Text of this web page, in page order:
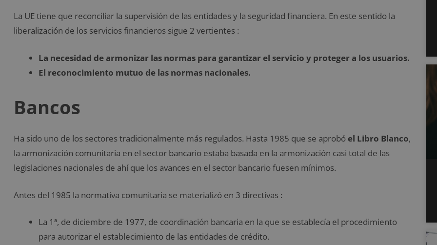
La UE tiene que reconciliar la supervisión de las entidades y la seguridad financiera. En este sentido la
liberalización de los servicios financieros sigue 2 vertientes :
La necesidad de armonizar las normas para garantizar el servicio y proteger a los usuarios.
El reconocimiento mutuo de las normas nacionales.
Bancos
Ha sido uno de los sectores tradicionalmente más regulados. Hasta 1985 que se aprobó el Libro Blanco,
la armonización comunitaria en el sector bancario estaba basada en la armonización casi total de las
legislaciones nacionales de ahí que los avances en el sector bancario fuesen mínimos.
Antes del 1985 la normativa comunitaria se materializó en 3 directivas :
La 1ª, de diciembre de 1977, de coordinación bancaria en la que se establecía el procedimiento
para autorizar el establecimiento de las entidades de crédito.